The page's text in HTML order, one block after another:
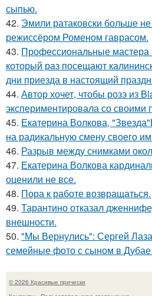
сыпью.
42. Эмили ратаковски больше
режиссёром Роменом гаврасом.
43. Профессиональные
который раз посещают
дни приезда в настоящий
44. Автор хочет, чтобы розэ из
экспериментировала со своими
45. Екатерина Волкова,
на радикальную смену своего
46. Разрыв между снимками
47. Екатерина Волкова
оценили не все.
48. Пора к работе возвращаться.
49. Тарантино отказал
внешности.
50. "Мы Вернулись": Сергей
семейные фото с сыном в Дубае
© 2026 Красивые прически